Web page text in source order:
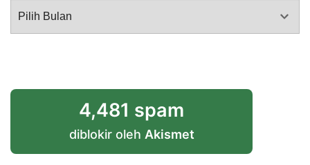
Arsip
4,481 spam
diblokir oleh Akismet